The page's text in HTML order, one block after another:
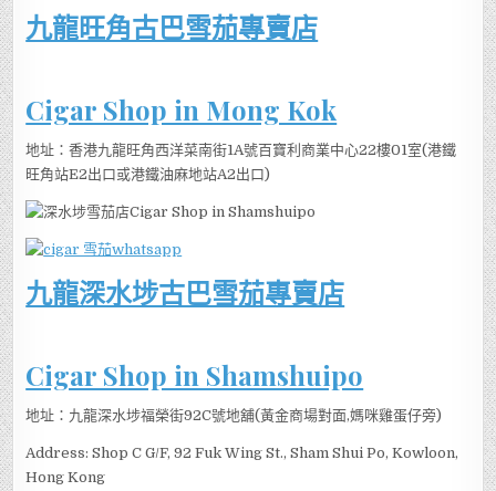
九龍旺角古巴雪茄專賣店
Cigar Shop in Mong Kok
地址：香港九龍旺角西洋菜南街1A號百寶利商業中心22樓01室(港鐵
旺角站E2出口或港鐵油麻地站A2出口)
九龍深水埗古巴雪茄專賣店
Cigar Shop in Shamshuipo
地址：九龍深水埗福榮街92C號地舖(黃金商場對面,媽咪雞蛋仔旁)
Address: Shop C G/F, 92 Fuk Wing St., Sham Shui Po, Kowloon,
Hong Kong